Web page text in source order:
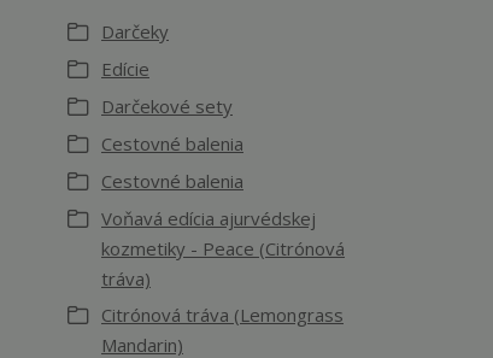
Darčeky
Edície
Darčekové sety
Cestovné balenia
Cestovné balenia
Voňavá edícia ajurvédskej
kozmetiky - Peace (Citrónová
tráva)
Citrónová tráva (Lemongrass
Mandarin)